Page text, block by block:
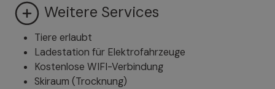
Weitere Services
Tiere erlaubt
Ladestation für Elektrofahrzeuge
Kostenlose WIFI-Verbindung
Skiraum (Trocknung)